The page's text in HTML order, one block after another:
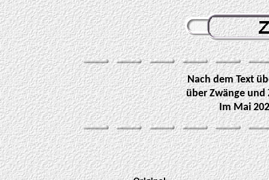
Nach dem Text
über Zwänge und
Im Mai